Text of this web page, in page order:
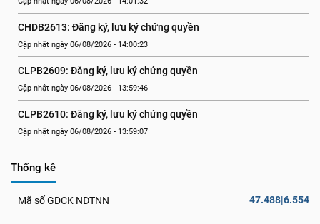
CHDB2613: Đăng ký, lưu ký chứng quyền
Cập nhật ngày 06/08/2026 - 14:00:23
CLPB2609: Đăng ký, lưu ký chứng quyền
Cập nhật ngày 06/08/2026 - 13:59:46
CLPB2610: Đăng ký, lưu ký chứng quyền
Cập nhật ngày 06/08/2026 - 13:59:07
Thống kê
Mã số GDCK NĐTNN 47.488|6.554